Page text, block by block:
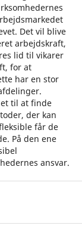
Det vil blive
arbejdskraft,
lid til vikarer
for at
har en stor
til at finde
der kan
får de
På den ene
ansvar.